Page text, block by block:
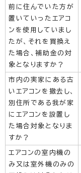
前に住んでいた方が
置いていったエアコ
ンを使用していまし
たが、それを買換え
た場合、補助金の対
象となりますか？
市内の実家にある古
いエアコンを撤去し、
別住所である我が家
にエアコンを設置し
た場合対象となりま
すか？
エアコンの室内機の
み又は室外機のみの